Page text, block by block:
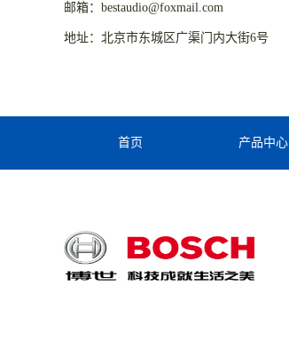
邮箱：bestaudio@foxmail.com
地址：北京市东城区广渠门内大街6号
首页 产品中心